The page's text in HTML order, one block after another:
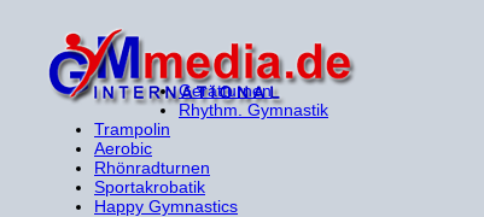
Gerätturnen
Rhythm. Gymnastik
Trampolin
Aerobic
Rhönradturnen
Sportakrobatik
Happy Gymnastics